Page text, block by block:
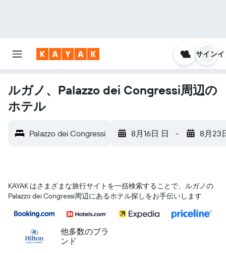
サイン
ルガノ、Palazzo dei Congressi周辺の
ホテル
Palazzo dei Congressi 8月16日 日 - 8月23
KAYAK はさまざまな旅行サイトを一括検索することで、ルガノ​の
Palazzo dei Congressi​周辺にあるホテル探しをお手伝いします
他多数のブラ
ンド